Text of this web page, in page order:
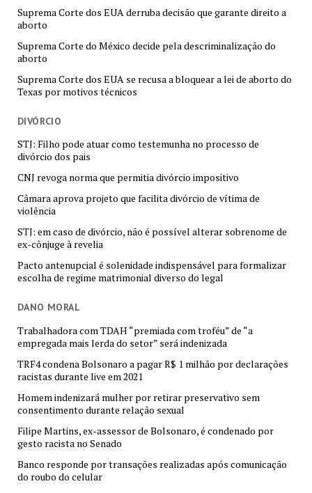
Suprema Corte dos EUA derruba decisão que garante direito a
aborto
Suprema Corte do México decide pela descriminalização do
aborto
Suprema Corte dos EUA se recusa a bloquear a lei de aborto do
Texas por motivos técnicos
DIVÓRCIO
STJ: Filho pode atuar como testemunha no processo de
divórcio dos pais
CNJ revoga norma que permitia divórcio impositivo
Câmara aprova projeto que facilita divórcio de vítima de
violência
STJ: em caso de divórcio, não é possível alterar sobrenome de
ex-cônjuge à revelia
Pacto antenupcial é solenidade indispensável para formalizar
escolha de regime matrimonial diverso do legal
DANO MORAL
Trabalhadora com TDAH “premiada com troféu” de “a
empregada mais lerda do setor” será indenizada
TRF4 condena Bolsonaro a pagar R$ 1 milhão por declarações
racistas durante live em 2021
Homem indenizará mulher por retirar preservativo sem
consentimento durante relação sexual
Filipe Martins, ex-assessor de Bolsonaro, é condenado por
gesto racista no Senado
Banco responde por transações realizadas após comunicação
do roubo do celular